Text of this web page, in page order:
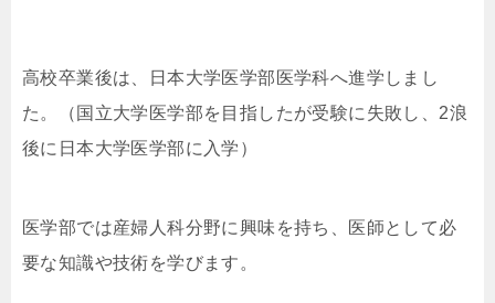
高校卒業後は、日本大学医学部医学科へ進学しまし
た。（国立大学医学部を目指したが受験に失敗し、2浪
後に日本大学医学部に入学）
医学部では産婦人科分野に興味を持ち、医師として必
要な知識や技術を学びます。